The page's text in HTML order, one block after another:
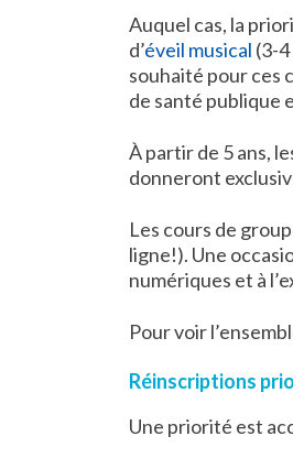
Auquel cas, la
d’éveil musical (3-
souhaité pour ces
de santé publique
À partir de 5 ans,
donneront
Les cours de
ligne!). Une
numériques et à
Pour voir
Réinscriptions
Une priorité est